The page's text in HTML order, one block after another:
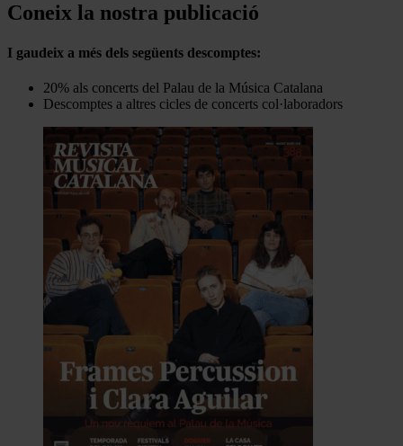
Coneix la nostra publicació
I gaudeix a més dels següents descomptes:
20% als concerts del Palau de la Música Catalana
Descomptes a altres cicles de concerts col·laboradors